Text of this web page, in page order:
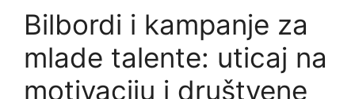
Bilbordi i kampanje za
mlade talente: uticaj na
motivaciju i društvene